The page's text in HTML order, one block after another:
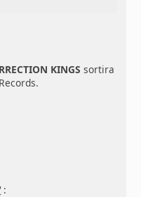
KINGS sortira
: